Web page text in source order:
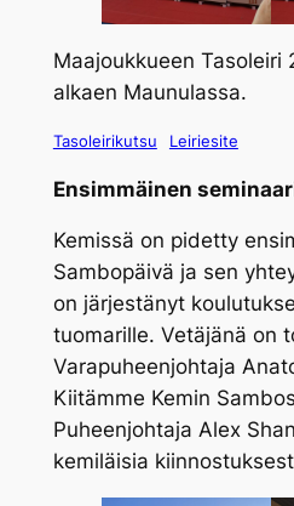
Maajoukkueen Tasoleiri
alkaen Maunulassa.
Tasoleirikutsu Leiriesite
Ensimmäinen
Kemissä on pidetty
Sambopäivä ja sen
on järjestänyt
tuomarille. Vetäjänä on
Varapuheenjohtaja
Kiitämme Kemin
Puheenjohtaja Alex
kemiläisia